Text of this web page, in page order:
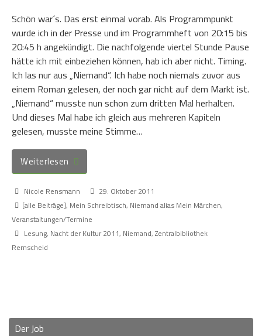
Schön war´s. Das erst einmal vorab. Als Programmpunkt
wurde ich in der Presse und im Programmheft von 20:15 bis
20:45 h angekündigt. Die nachfolgende viertel Stunde Pause
hätte ich mit einbeziehen können, hab ich aber nicht. Timing.
Ich las nur aus „Niemand“. Ich habe noch niemals zuvor aus
einem Roman gelesen, der noch gar nicht auf dem Markt ist.
„Niemand“ musste nun schon zum dritten Mal herhalten.
Und dieses Mal habe ich gleich aus mehreren Kapiteln
gelesen, musste meine Stimme…
Weiterlesen
Nicole Rensmann
29. Oktober 2011
[alle Beiträge], Mein Schreibtisch, Niemand alias Mein Märchen,
Veranstaltungen/Termine
Lesung, Nacht der Kultur 2011, Niemand, Zentralbibliothek
Remscheid
Der Job